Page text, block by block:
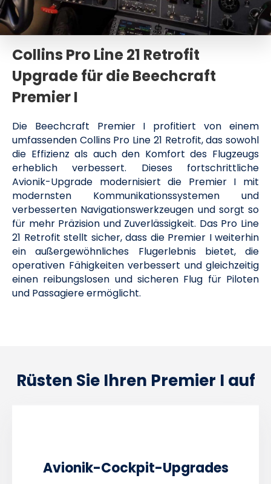
Collins Pro Line 21 Retrofit
Upgrade für die Beechcraft
Premier I
Die Beechcraft Premier I profitiert von einem
umfassenden Collins Pro Line 21 Retrofit, das sowohl
die Effizienz als auch den Komfort des Flugzeugs
erheblich verbessert. Dieses fortschrittliche
Avionik-Upgrade modernisiert die Premier I mit
modernsten Kommunikationssystemen und
verbesserten Navigationswerkzeugen und sorgt so
für mehr Präzision und Zuverlässigkeit. Das Pro Line
21 Retrofit stellt sicher, dass die Premier I weiterhin
ein außergewöhnliches Flugerlebnis bietet, die
operativen Fähigkeiten verbessert und gleichzeitig
einen reibungslosen und sicheren Flug für Piloten
und Passagiere ermöglicht.
Rüsten Sie Ihren Premier I auf
Avionik-Cockpit-Upgrades